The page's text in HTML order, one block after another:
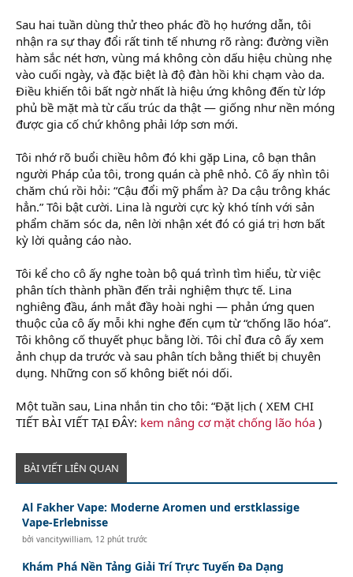
Sau hai tuần dùng thử theo phác đồ họ hướng dẫn, tôi
nhận ra sự thay đổi rất tinh tế nhưng rõ ràng: đường viền
hàm sắc nét hơn, vùng má không còn dấu hiệu chùng nhẹ
vào cuối ngày, và đặc biệt là độ đàn hồi khi chạm vào da.
Điều khiến tôi bất ngờ nhất là hiệu ứng không đến từ lớp
phủ bề mặt mà từ cấu trúc da thật — giống như nền móng
được gia cố chứ không phải lớp sơn mới.
Tôi nhớ rõ buổi chiều hôm đó khi gặp Lina, cô bạn thân
người Pháp của tôi, trong quán cà phê nhỏ. Cô ấy nhìn tôi
chăm chú rồi hỏi: “Cậu đổi mỹ phẩm à? Da cậu trông khác
hẳn.” Tôi bật cười. Lina là người cực kỳ khó tính với sản
phẩm chăm sóc da, nên lời nhận xét đó có giá trị hơn bất
kỳ lời quảng cáo nào.
Tôi kể cho cô ấy nghe toàn bộ quá trình tìm hiểu, từ việc
phân tích thành phần đến trải nghiệm thực tế. Lina
nghiêng đầu, ánh mắt đầy hoài nghi — phản ứng quen
thuộc của cô ấy mỗi khi nghe đến cụm từ “chống lão hóa”.
Tôi không cố thuyết phục bằng lời. Tôi chỉ đưa cô ấy xem
ảnh chụp da trước và sau phân tích bằng thiết bị chuyên
dụng. Những con số không biết nói dối.
Một tuần sau, Lina nhắn tin cho tôi: “Đặt lịch ( XEM CHI
TIẾT BÀI VIẾT TẠI ĐÂY: kem nâng cơ mặt chống lão hóa )
BÀI VIẾT LIÊN QUAN
Al Fakher Vape: Moderne Aromen und erstklassige
Vape-Erlebnisse
bởivancitywilliam, 12 phút trước
Khám Phá Nền Tảng Giải Trí Trực Tuyến Đa Dạng